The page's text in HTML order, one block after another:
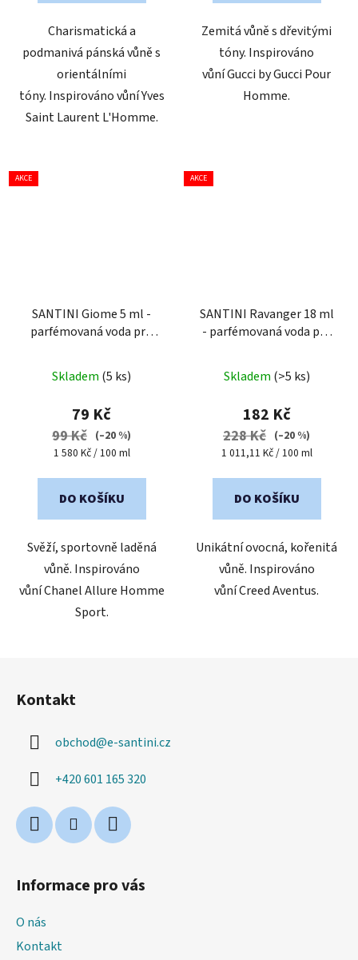
Charismatická a
podmanivá pánská vůně s
orientálními
tóny. Inspirováno vůní Yves
Saint Laurent L'Homme.
Zemitá vůně s dřevitými
tóny. Inspirováno
vůní Gucci by Gucci Pour
Homme.
AKCE
SANTINI Giome 5 ml -
parfémovaná voda pro
flakon
Skladem (5 ks)
79 Kč
99 Kč (–20 %)
Měrná
1 580 Kč / 100 ml
DO KOŠÍKU
Svěží, sportovně laděná
vůně. Inspirováno
vůní Chanel Allure Homme
Sport.
AKCE
SANTINI Ravanger 18 ml
- parfémovaná voda pro
balení
Skladem (>5 ks)
182 Kč
228 Kč (–20 %)
Měrná
1 011,11 Kč / 100 ml
DO KOŠÍKU
Unikátní ovocná, kořenitá
vůně. Inspirováno
vůní Creed Aventus.
Kontakt
obchod@e-santini.cz
+420 601 165 320
Informace pro vás
O nás
Kontakt